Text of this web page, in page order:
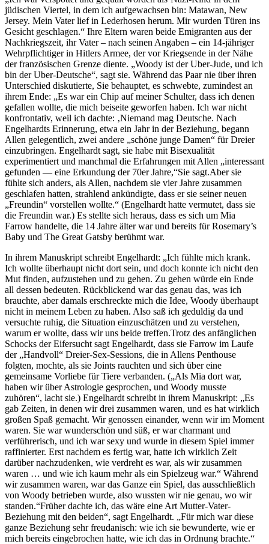
jüdischen Viertel, in dem ich aufgewachsen bin: Matawan, New
Jersey. Mein Vater lief in Lederhosen herum. Mir wurden Türen ins
Gesicht geschlagen.“ Ihre Eltern waren beide Emigranten aus der
Nachkriegszeit, ihr Vater – nach seinen Angaben – ein 14-jähriger
Wehrpflichtiger in Hitlers Armee, der vor Kriegsende in der Nähe
der französischen Grenze diente. „Woody ist der Uber-Jude, und ich
bin der Uber-Deutsche“, sagt sie. Während das Paar nie über ihren
Unterschied diskutierte, Sie behauptet, es schwebte, zumindest an
ihrem Ende: „Es war ein Chip auf meiner Schulter, dass ich denen
gefallen wollte, die mich beiseite geworfen haben. Ich war nicht
konfrontativ, weil ich dachte: ‚Niemand mag Deutsche. Nach
Engelhardts Erinnerung, etwa ein Jahr in der Beziehung, begann
Allen gelegentlich, zwei andere „schöne junge Damen“ für Dreier
einzubringen. Engelhardt sagt, sie habe mit Bisexualität
experimentiert und manchmal die Erfahrungen mit Allen „interessant
gefunden — eine Erkundung der 70er Jahre,“Sie sagt.Aber sie
fühlte sich anders, als Allen, nachdem sie vier Jahre zusammen
geschlafen hatten, strahlend ankündigte, dass er sie seiner neuen
„Freundin“ vorstellen wollte.“ (Engelhardt hatte vermutet, dass sie
die Freundin war.) Es stellte sich heraus, dass es sich um Mia
Farrow handelte, die 14 Jahre älter war und bereits für Rosemary’s
Baby und The Great Gatsby berühmt war.
In ihrem Manuskript schreibt Engelhardt: „Ich fühlte mich krank.
Ich wollte überhaupt nicht dort sein, und doch konnte ich nicht den
Mut finden, aufzustehen und zu gehen. Zu gehen würde ein Ende
all dessen bedeuten. Rückblickend war das genau das, was ich
brauchte, aber damals erschreckte mich die Idee, Woody überhaupt
nicht in meinem Leben zu haben. Also saß ich geduldig da und
versuchte ruhig, die Situation einzuschätzen und zu verstehen,
warum er wollte, dass wir uns beide treffen.Trotz des anfänglichen
Schocks der Eifersucht sagt Engelhardt, dass sie Farrow im Laufe
der „Handvoll“ Dreier-Sex-Sessions, die in Allens Penthouse
folgten, mochte, als sie Joints rauchten und sich über eine
gemeinsame Vorliebe für Tiere verbanden. („Als Mia dort war,
haben wir über Astrologie gesprochen, und Woody musste
zuhören“, lacht sie.) Engelhardt schreibt in ihrem Manuskript: „Es
gab Zeiten, in denen wir drei zusammen waren, und es hat wirklich
großen Spaß gemacht. Wir genossen einander, wenn wir im Moment
waren. Sie war wunderschön und süß, er war charmant und
verführerisch, und ich war sexy und wurde in diesem Spiel immer
raffinierter. Erst nachdem es fertig war, hatte ich wirklich Zeit
darüber nachzudenken, wie verdreht es war, als wir zusammen
waren … und wie ich kaum mehr als ein Spielzeug war.“ Während
wir zusammen waren, war das Ganze ein Spiel, das ausschließlich
von Woody betrieben wurde, also wussten wir nie genau, wo wir
standen.“Früher dachte ich, das wäre eine Art Mutter-Vater-
Beziehung mit den beiden“, sagt Engelhardt. „Für mich war diese
ganze Beziehung sehr freudanisch: wie ich sie bewunderte, wie er
mich bereits eingebrochen hatte, wie ich das in Ordnung brachte.“